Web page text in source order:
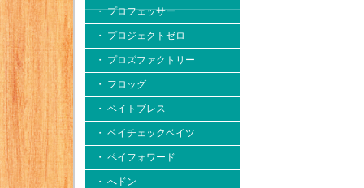
・ プロフェッサー
・ プロジェクトゼロ
・ プロズファクトリー
・ フロッグ
・ ベイトブレス
・ ペイチェックベイツ
・ ペイフォワード
・ へドン